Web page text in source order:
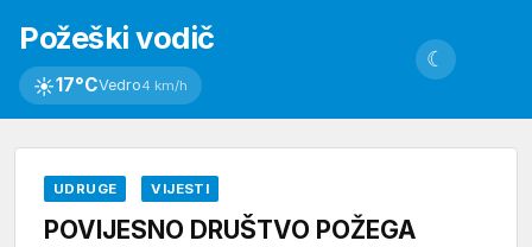
Požeški vodič
☀17°CVedro4 km/h
☾
UDRUGE VIJESTI
POVIJESNO DRUŠTVO POŽEGA